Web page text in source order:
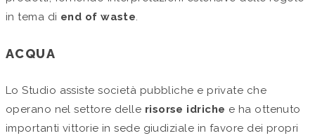
in tema di end of waste.
ACQUA
Lo Studio assiste società pubbliche e private che
operano nel settore delle risorse idriche e ha ottenuto
importanti vittorie in sede giudiziale in favore dei propri